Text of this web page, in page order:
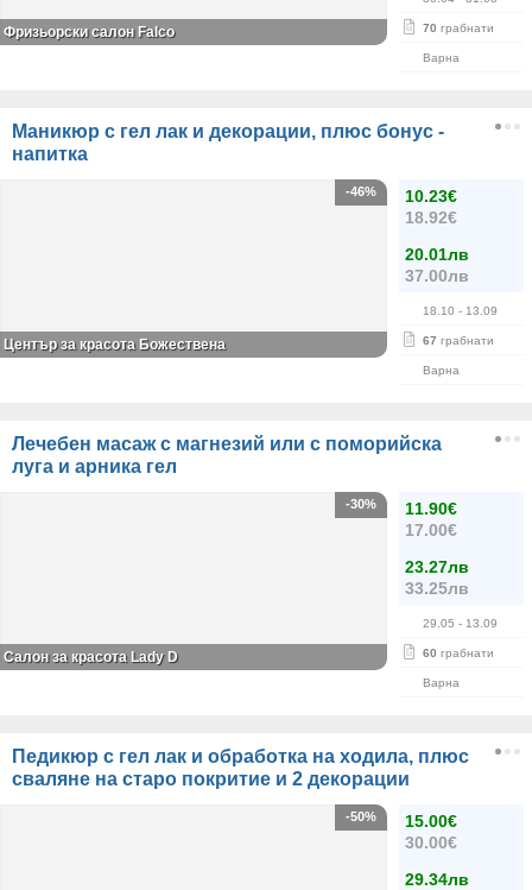
70 грабнати
Варна
Фризьорски салон Falco
Маникюр с гел лак и декорации, плюс бонус -
напитка
10.23€
18.92€
20.01лв
37.00лв
18.10 - 13.09
67 грабнати
Варна
-46%
Център за красота Божествена
Лечебен масаж с магнезий или с поморийска
луга и арника гел
11.90€
17.00€
23.27лв
33.25лв
29.05 - 13.09
60 грабнати
Варна
-30%
Салон за красота Lady D
Педикюр с гел лак и обработка на ходила, плюс
сваляне на старо покритие и 2 декорации
15.00€
30.00€
29.34лв
-50%